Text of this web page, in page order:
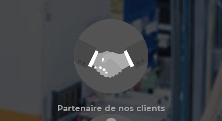
Partenaire de nos clients